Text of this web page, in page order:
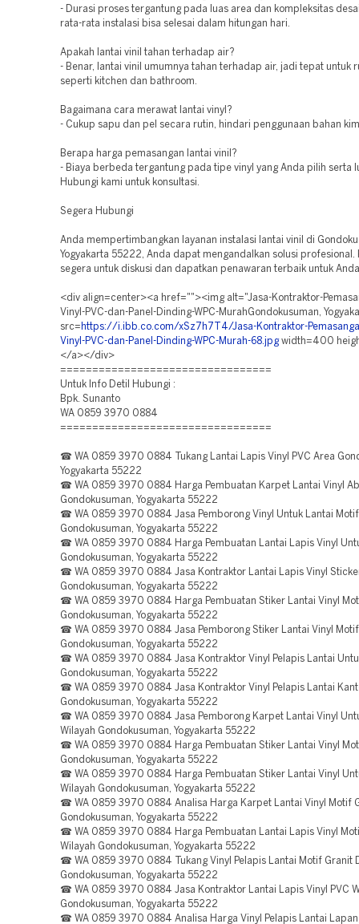
- Durasi proses tergantung pada luas area dan kompleksitas
rata-rata instalasi bisa selesai dalam hitungan hari.
Apakah lantai vinil tahan terhadap air?
- Benar, lantai vinil umumnya tahan terhadap air, jadi tepat untuk
seperti kitchen dan bathroom.
Bagaimana cara merawat lantai vinyl?
- Cukup sapu dan pel secara rutin, hindari penggunaan bahan
Berapa harga pemasangan lantai vinil?
- Biaya berbeda tergantung pada tipe vinyl yang Anda pilih serta
Hubungi kami untuk konsultasi.
Segera Hubungi
Anda mempertimbangkan layanan instalasi lantai vinil di
Yogyakarta 55222, Anda dapat mengandalkan solusi profesional.
segera untuk diskusi dan dapatkan penawaran terbaik untuk
<div align=center><a href=""><img alt="Jasa-Kontraktor-
Vinyl-PVC-dan-Panel-Dinding-WPC-MurahGondokusuman,
src= https://i.ibb.co.com/xSz7h7T4/Jasa-Kontraktor-
Vinyl-PVC-dan-Panel-Dinding-WPC-Murah-68.jpgwidth=400
</a></div>
=================================
Untuk Info Detil Hubungi :
Bpk. Sunanto
WA 0859 3970 0884
=================================
☎ WA 0859 3970 0884 Tukang Lantai Lapis Vinyl PVC Area
Yogyakarta 55222
☎ WA 0859 3970 0884 Harga Pembuatan Karpet Lantai Vinyl
Gondokusuman, Yogyakarta 55222
☎ WA 0859 3970 0884 Jasa Pemborong Vinyl Untuk Lantai Motif
Gondokusuman, Yogyakarta 55222
☎ WA 0859 3970 0884 Harga Pembuatan Lantai Lapis Vinyl
Gondokusuman, Yogyakarta 55222
☎ WA 0859 3970 0884 Jasa Kontraktor Lantai Lapis Vinyl
Gondokusuman, Yogyakarta 55222
☎ WA 0859 3970 0884 Harga Pembuatan Stiker Lantai Vinyl
Gondokusuman, Yogyakarta 55222
☎ WA 0859 3970 0884 Jasa Pemborong Stiker Lantai Vinyl Motif
Gondokusuman, Yogyakarta 55222
☎ WA 0859 3970 0884 Jasa Kontraktor Vinyl Pelapis Lantai
Gondokusuman, Yogyakarta 55222
☎ WA 0859 3970 0884 Jasa Kontraktor Vinyl Pelapis Lantai
Gondokusuman, Yogyakarta 55222
☎ WA 0859 3970 0884 Jasa Pemborong Karpet Lantai Vinyl
Wilayah Gondokusuman, Yogyakarta 55222
☎ WA 0859 3970 0884 Harga Pembuatan Stiker Lantai Vinyl
Gondokusuman, Yogyakarta 55222
☎ WA 0859 3970 0884 Harga Pembuatan Stiker Lantai Vinyl
Wilayah Gondokusuman, Yogyakarta 55222
☎ WA 0859 3970 0884 Analisa Harga Karpet Lantai Vinyl Motif
Gondokusuman, Yogyakarta 55222
☎ WA 0859 3970 0884 Harga Pembuatan Lantai Lapis Vinyl
Wilayah Gondokusuman, Yogyakarta 55222
☎ WA 0859 3970 0884 Tukang Vinyl Pelapis Lantai Motif Granit
Gondokusuman, Yogyakarta 55222
☎ WA 0859 3970 0884 Jasa Kontraktor Lantai Lapis Vinyl PVC
Gondokusuman, Yogyakarta 55222
☎ WA 0859 3970 0884 Analisa Harga Vinyl Pelapis Lantai